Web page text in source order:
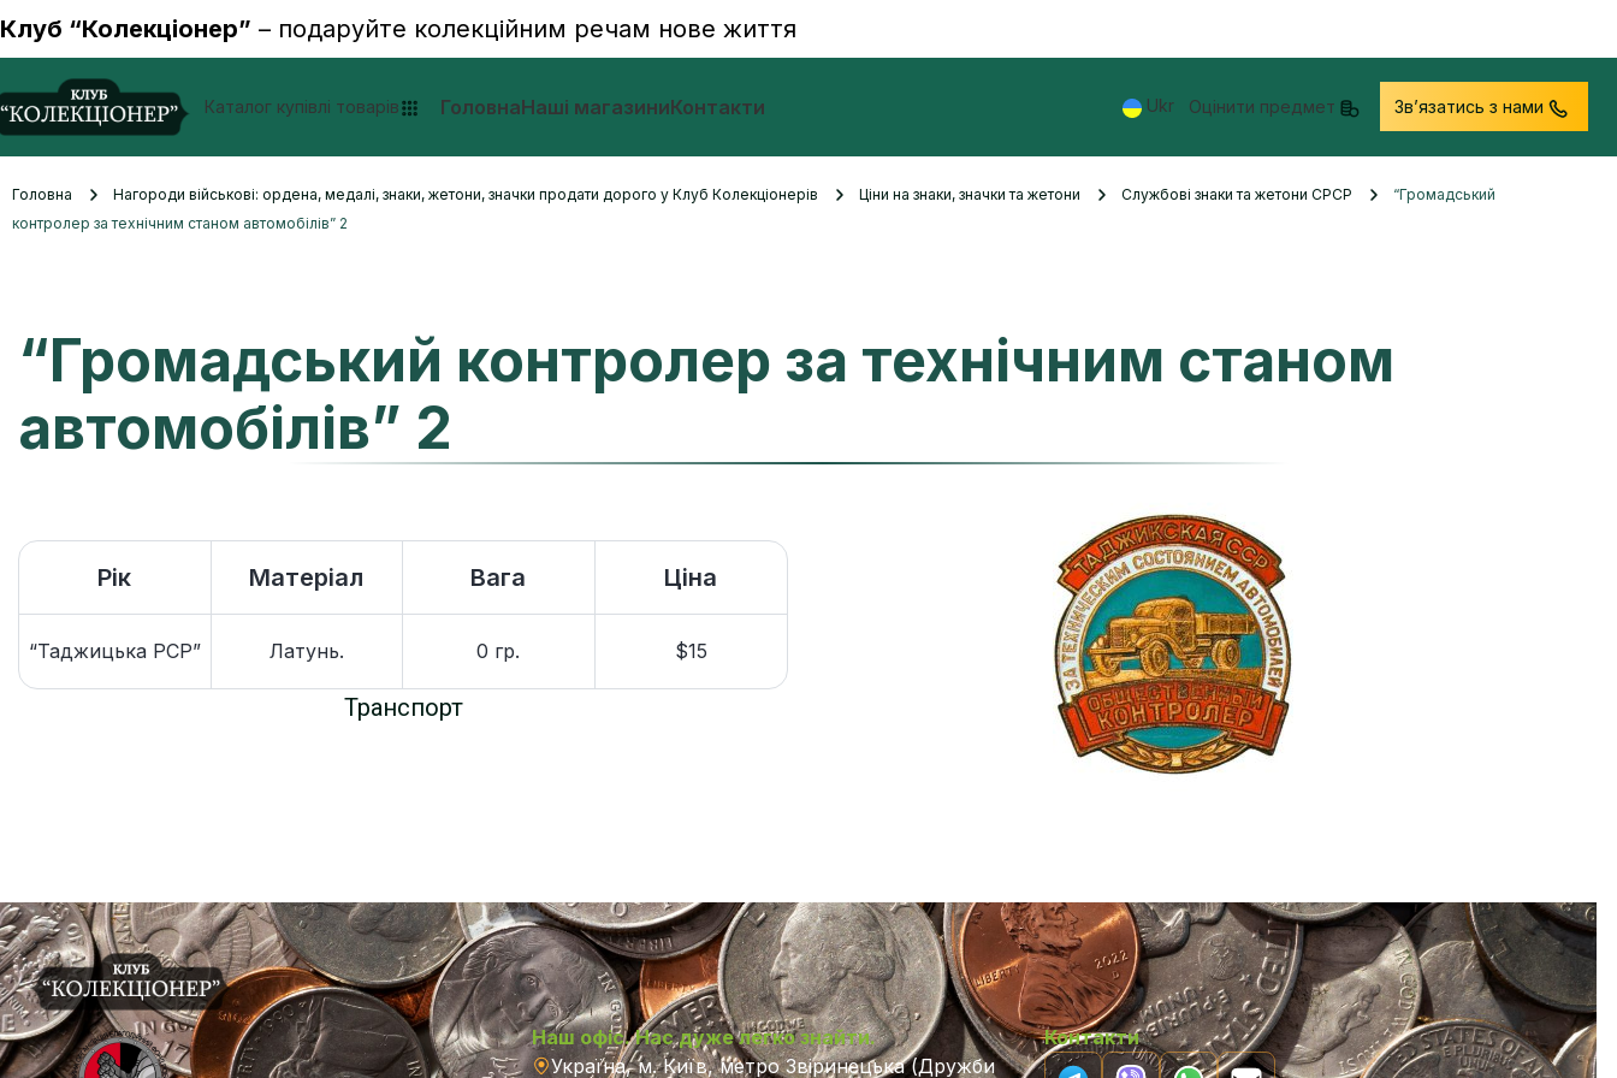
Клуб “Колекціонер” – подаруйте колекційним речам нове життя
Каталог купівлі товарів ГоловнаНаші магазиниКонтакти Ukr Оцінити предмет Звʼязатись з нами
Головна Нагороди військові: ордена, медалі, знаки, жетони, значки продати дорого у Клуб Колекціонерів Ціни на знаки, значки та жетони Службові знаки та жетони СРСР
“Громадський
контролер за технічним станом автомобілів” 2
“Громадський контролер за технічним станом
автомобілів” 2
Рік Матеріал Вага Ціна
“Таджицька РСР” Латунь. 0 гр. $15
Транспорт
Наш офіс. Нас дуже легко знайти.
Україна, м. Київ, метро Звіринецька (Дружби
Контакти